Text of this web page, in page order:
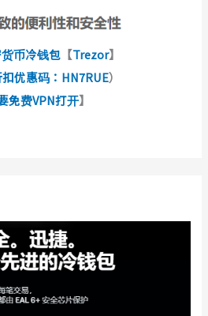
币冷钱包 【Trezor】
优惠码：HN7RUE）
免费VPN打开】